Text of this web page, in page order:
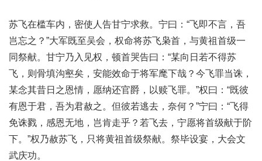
苏飞在槛车内，密使人告甘宁求救。宁曰：“飞即不言，吾
岂忘之？”大军既至吴会，权命将苏飞枭首，与黄祖首级一
同祭献。甘宁乃入见权，顿首哭告曰：“某向日若不得苏
飞，则骨填沟壑矣，安能效命于将军麾下哉？今飞罪当诛，
某念其昔日之恩情，愿纳还官爵，以赎飞罪。”权曰：“既彼
有恩于君，吾为君赦之。但彼若逃去，奈何？”宁曰：“飞得
免诛戮，感恩无地，岂肯走乎？若飞去，宁愿将首级献于阶
下。”权乃赦苏飞，只将黄祖首级祭献。祭毕设宴，大会文
武庆功。